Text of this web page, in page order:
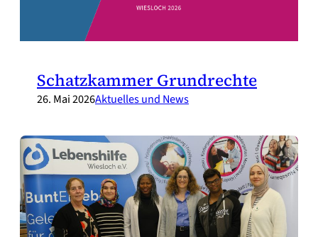
Schatzkammer Grundrechte
26. Mai 2026Aktuelles und News